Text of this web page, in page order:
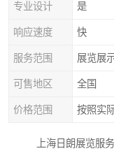
专业设计 是
响应速度 快
服务范围 展览展
可售地区 全国
价格范围 按照实
上海日朗展览服